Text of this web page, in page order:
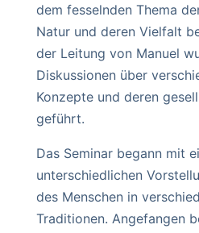
dem fesselnden Thema
Natur und deren Vielfalt
der Leitung von Manuel
Diskussionen über
Konzepte und deren
geführt.
Das Seminar begann mit
unterschiedlichen
des Menschen in
Traditionen. Angefangen